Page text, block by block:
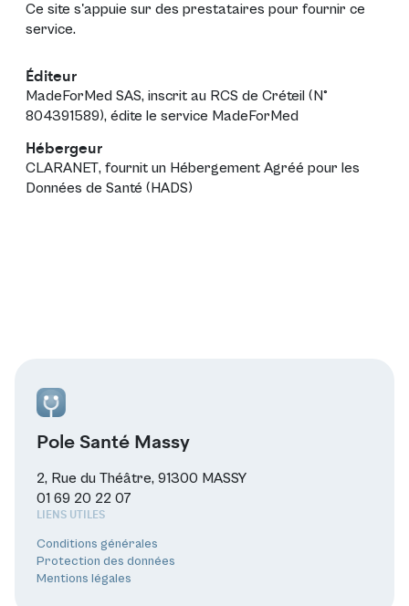
Ce site s'appuie sur des prestataires pour fournir ce
service.
Éditeur
MadeForMed SAS, inscrit au RCS de Créteil (N°
804391589), édite le service MadeForMed
Hébergeur
CLARANET, fournit un Hébergement Agréé pour les
Données de Santé (HADS)
Pole Santé Massy
2, Rue du Théâtre, 91300 MASSY
01 69 20 22 07
LIENS UTILES
Conditions générales
Protection des données
Mentions légales